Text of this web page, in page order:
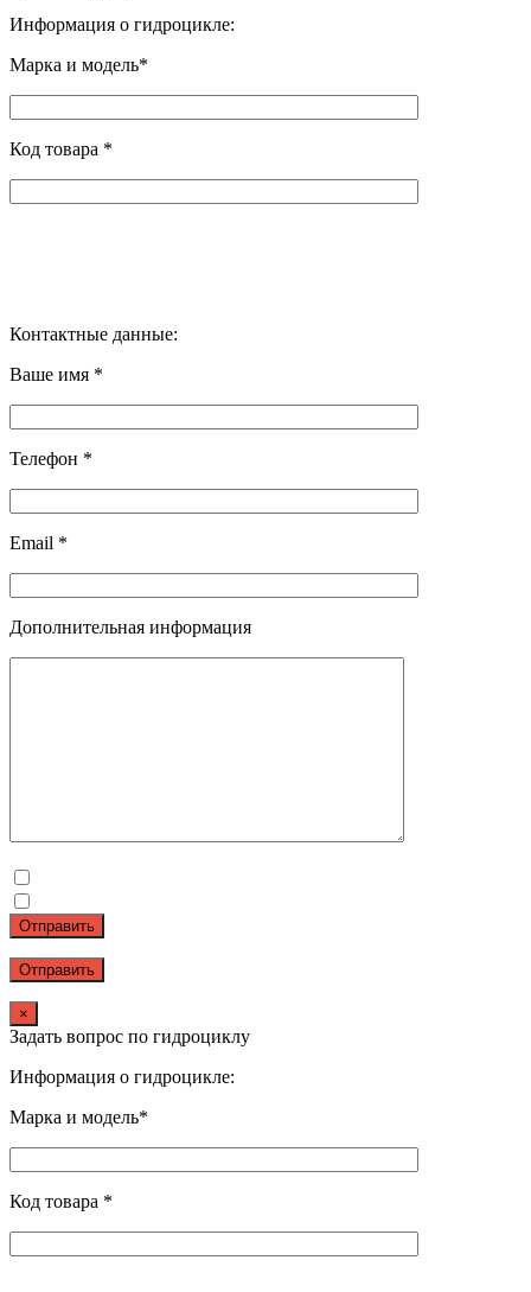
Информация о гидроцикле:
Марка и модель*
Код товара *
Контактные данные:
Ваше имя *
Телефон *
Email *
Дополнительная информация
Отправить
×
Задать вопрос по гидроциклу
Информация о гидроцикле:
Марка и модель*
Код товара *